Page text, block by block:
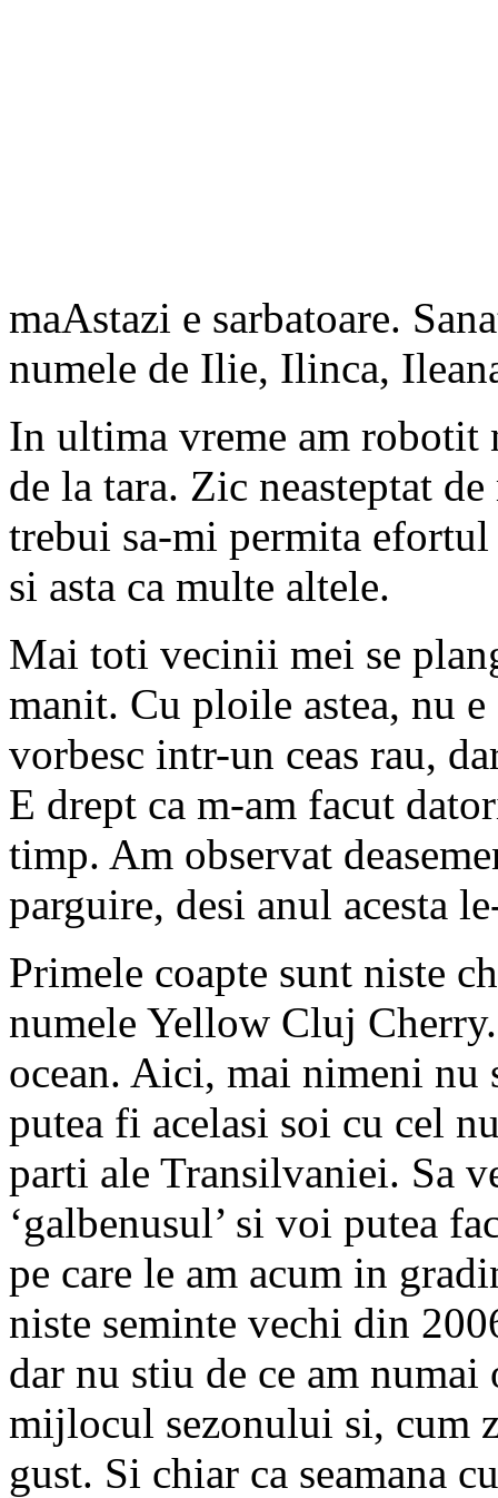
maAstazi e sarbatoare.
numele de Ilie, Ilinca,
In ultima vreme am robotit
de la tara. Zic neasteptat
trebui sa-mi permita efortul
si asta ca multe altele.
Mai toti vecinii mei se
manit. Cu ploile astea, nu
vorbesc intr-un ceas rau,
E drept ca m-am facut
timp. Am observat
parguire, desi anul acesta
Primele coapte sunt niste
numele Yellow Cluj
ocean. Aici, mai nimeni nu
putea fi acelasi soi cu cel
parti ale Transilvaniei. Sa
‘galbenusul’ si voi putea
pe care le am acum in
niste seminte vechi din
dar nu stiu de ce am
mijlocul sezonului si, cum
gust. Si chiar ca seamana